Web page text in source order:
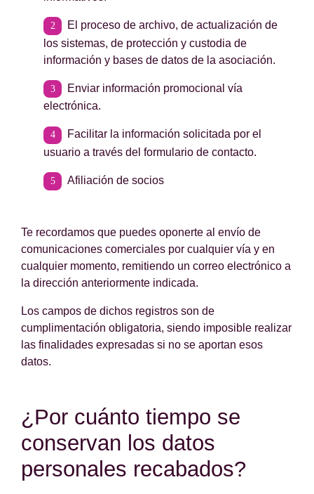
El proceso de archivo, de actualización de
los sistemas, de protección y custodia de
información y bases de datos de la asociación.
Enviar información promocional vía
electrónica.
Facilitar la información solicitada por el
usuario a través del formulario de contacto.
Afiliación de socios
Te recordamos que puedes oponerte al envío de
comunicaciones comerciales por cualquier vía y en
cualquier momento, remitiendo un correo electrónico a
la dirección anteriormente indicada.
Los campos de dichos registros son de
cumplimentación obligatoria, siendo imposible realizar
las finalidades expresadas si no se aportan esos
datos.
¿Por cuánto tiempo se
conservan los datos
personales recabados?